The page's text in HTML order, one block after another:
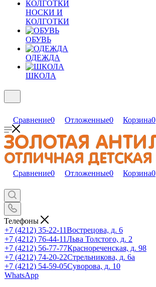
НОСКИ И
КОЛГОТКИ
ОБУВЬ
ОДЕЖДА
ШКОЛА
Сравнение0 Отложенные0 Корзина0
Сравнение0 Отложенные0 Корзина0
Телефоны
+7 (4212) 35-22-11Вострецова, д. 6
+7 (4212) 76-44-11Льва Толстого, д. 2
+7 (4212) 56-77-77Краснореченская, д. 98
+7 (4212) 74-20-22Стрельникова, д. 6а
+7 (4212) 54-59-05Суворова, д. 10
WhatsApp